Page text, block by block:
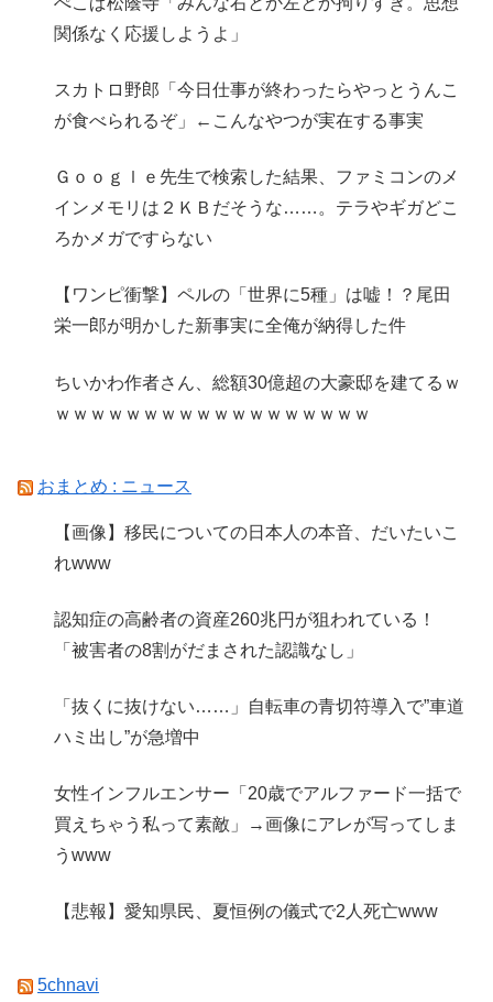
関係なく応援しようよ」
スカトロ野郎「今日仕事が終わったらやっとうんこ
が食べられるぞ」←こんなやつが実在する事実
Ｇｏｏｇｌｅ先生で検索した結果、ファミコンのメ
インメモリは２ＫＢだそうな……。テラやギガどこ
ろかメガですらない
【ワンピ衝撃】ペルの「世界に5種」は嘘！？尾田
栄一郎が明かした新事実に全俺が納得した件
ちいかわ作者さん、総額30億超の大豪邸を建てるｗ
ｗｗｗｗｗｗｗｗｗｗｗｗｗｗｗｗｗｗ
おまとめ : ニュース
【画像】移民についての日本人の本音、だいたいこ
れwww
認知症の高齢者の資産260兆円が狙われている！
「被害者の8割がだまされた認識なし」
「抜くに抜けない……」自転車の青切符導入で”車道
ハミ出し”が急増中
女性インフルエンサー「20歳でアルファード一括で
買えちゃう私って素敵」→画像にアレが写ってしま
うwww
【悲報】愛知県民、夏恒例の儀式で2人死亡www
5chnavi